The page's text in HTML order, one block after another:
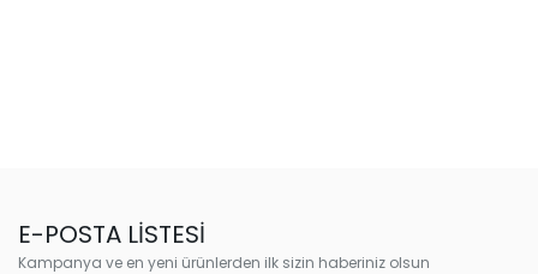
E-POSTA LİSTESİ
Kampanya ve en yeni ürünlerden ilk sizin haberiniz olsun